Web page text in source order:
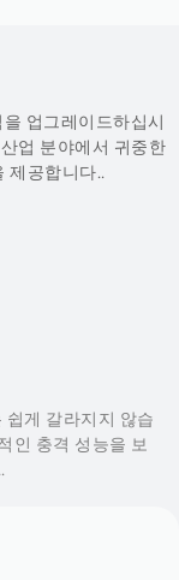
업그레이드하십시
업 분야에서 귀중한
제공합니다..
쉽게 갈라지지 않습
인 충격 성능을 보